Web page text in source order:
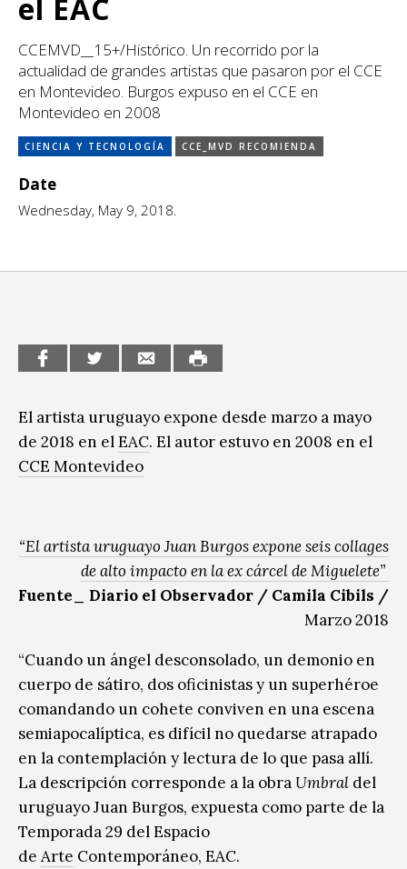
CCE en el interior/libros
Espacio itinerante de lectura infantil
Escénicas
Exposiciones
Formación
Género y Diversidad
Infantil y Juvenil
Letras
Música
el EAC
CCEMVD__15+/Histórico. Un recorrido por la
actualidad de grandes artistas que pasaron por el CCE
en Montevideo. Burgos expuso en el CCE en
Montevideo en 2008
CIENCIA Y TECNOLOGÍA CCE_MVD RECOMIENDA
Date
Wednesday, May 9, 2018.
El artista uruguayo expone desde marzo a mayo
de 2018 en elEAC. El autor estuvo en 2008 en el
CCE Montevideo
“El artista uruguayo Juan Burgos expone seis collages
de alto impacto en la ex cárcel de Miguelete”
Fuente_ Diario el Observador / Camila Cibils /
Marzo 2018
“Cuando un ángel desconsolado, un demonio en
cuerpo de sátiro, dos oficinistas y un superhéroe
comandando un cohete conviven en una escena
semiapocalíptica, es difícil no quedarse atrapado
en la contemplación y lectura de lo que pasa allí.
La descripción corresponde a la obra Umbral del
uruguayo Juan Burgos, expuesta como parte de la
Temporada 29 del Espacio
de Arte Contemporáneo, EAC.